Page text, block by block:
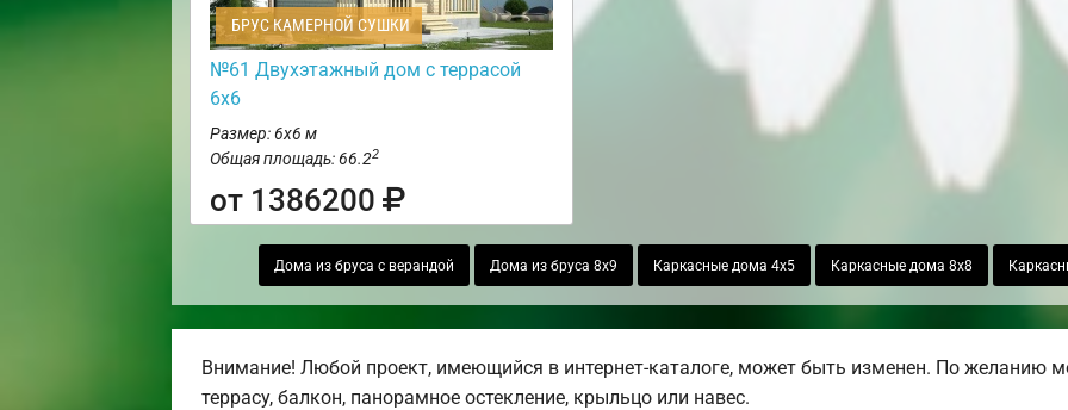
БРУС КАМЕРНОЙ СУШКИ
№61 Двухэтажный дом с террасой
6х6
Размер: 6х6 м
Общая площадь: 66.22
от 1386200
Дома из бруса с верандой Дома из бруса 8х9 Каркасные дома 4х5 Каркасные дома 8х8
Внимание! Любой проект, имеющийся в интернет-каталоге, может быть изменен. По желанию
террасу, балкон, панорамное остекление, крыльцо или навес.